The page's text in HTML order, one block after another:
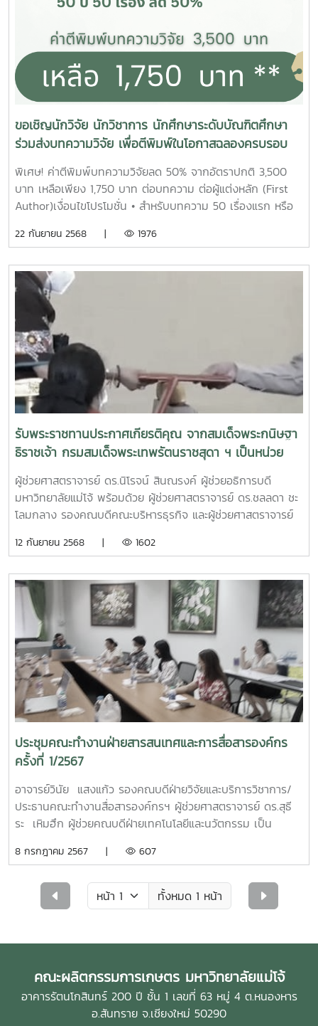
ขอเชิญนักวิจัย นักวิชาการ นักศึกษาระดับบัณฑิตศึกษา
ร่วมส่งบทความวิจัย เพื่อตีพิมพ์ในโอกาสฉลองครบรอบ
พิเศษ! ค่าตีพิมพ์บทความวิจัยลด 50% จากอัตราปกติ 3,500
บาท เหลือเพียง 1,750 บาท ต่อบทความ ต่อผู้แต่งหลัก (First
Author)เงื่อนไขโปรโมชั่น • สำหรับบทความ 50 เรื่องแรก หรือ
กุมภาพันธ์ 2569 เท่านั้น • ค่าตีพิมพ์ไม่ส่งผลต่อการพิจารณา
ผลิตกรรมการเกษตร (Maejo Journal of Agricultural
Production; MJAP) คณะผลิตกรรมการเกษตร มหาวิทยาลัยแม่
โจ้ จังหวัดเชียงใหม่ โทรศัพท์ : 053-873618
22 กันยายน 2568 | 1976
รับพระราชทานประกาศเกียรติคุณ จากสมเด็จพระกนิษฐา
ธิราชเจ้า กรมสมเด็จพระเทพรัตนราชสุดา ฯ เป็นหน่วย
งานที่ให้การสนับสนุนการบริจาคโลหิตให้แก่สภากาชาดไทย
ผู้ช่วยศาสตราจารย์ ดร.นิโรจน์ สินณรงค์ ผู้ช่วยอธิการบดี
มหาวิทยาลัยแม่โจ้ พร้อมด้วย ผู้ช่วยศาสตราจารย์ ดร.ชลลดา ชะ
โลมกลาง รองคณบดีคณะบริหารธุรกิจ และผู้ช่วยศาสตราจารย์
เทคโนโลยีและนวัตกรรม เป็นผู้แทนรับพระราชทานประกาศ
รัตนราชสุดา ฯ สยามบรมราชกุมารี โดยมหาวิทยาลัยแม่โจ้ คณะ
บริหารธุรกิจ และคณะผลิตกรรมการเกษตรเป็นหน่วยงานที่ให้การ
สนับสนุนการบริจาคโลหิตให้แก่สภากาชาดไทย เหล่ากาชาด
จังหวัดภาค 10 ประจำปี 2561 – 2567 เมื่อวันพุธที่ 28
กุมภาพันธ์ 2567 ณ อุทยานหลวงราชพฤกษ์ ตำบลแม่เหียะ
อำเภอเมืองเชียงใหม่ จังหวัดเชียงใหม่
12 กันยายน 2568 | 1602
ประชุมคณะทำงานฝ่ายสารสนเทศและการสื่อสารองค์กร
ครั้งที่ 1/2567
อาจารย์วินัย แสงแก้ว รองคณบดีฝ่ายวิจัยและบริการวิชาการ/
ประธานคณะทำงานสื่อสารองค์กรฯ ผู้ช่วยศาสตราจารย์ ดร.สุธี
ระ เหิมฮึก ผู้ช่วยคณบดีฝ่ายเทคโนโลยีและนวัตกรรม เป็น
องค์กร ครั้งที่ 1/2567 เมื่อวันพุธที่ 10 เมษายน 2567 ณ อาคาร
ดอกไม้ประดับ คณะผลิตกรรมการเกษตร)
8 กรกฎาคม 2567 | 607
ทั้งหมด 1 หน้า
คณะผลิตกรรมการเกษตร มหาวิทยาลัยแม่โจ้
อาคารรัตนโกสินทร์ 200 ปี ชั้น 1 เลขที่ 63 หมู่ 4 ต.หนองหาร
อ.สันทราย จ.เชียงใหม่ 50290